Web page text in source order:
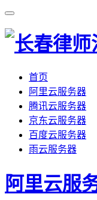
首页
阿里云服务器
腾讯云服务器
京东云服务器
百度云服务器
雨云服务器
阿里云服